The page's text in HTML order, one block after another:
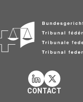
CONTACT